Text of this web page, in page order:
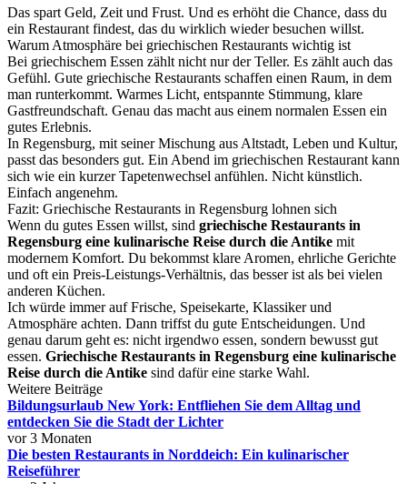
Das spart Geld, Zeit und Frust. Und es erhöht die Chance, dass du
ein Restaurant findest, das du wirklich wieder besuchen willst.
Warum Atmosphäre bei griechischen Restaurants wichtig ist
Bei griechischem Essen zählt nicht nur der Teller. Es zählt auch das
Gefühl. Gute griechische Restaurants schaffen einen Raum, in dem
man runterkommt. Warmes Licht, entspannte Stimmung, klare
Gastfreundschaft. Genau das macht aus einem normalen Essen ein
gutes Erlebnis.
In Regensburg, mit seiner Mischung aus Altstadt, Leben und Kultur,
passt das besonders gut. Ein Abend im griechischen Restaurant kann
sich wie ein kurzer Tapetenwechsel anfühlen. Nicht künstlich.
Einfach angenehm.
Fazit: Griechische Restaurants in Regensburg lohnen sich
Wenn du gutes Essen willst, sind griechische Restaurants in
Regensburg eine kulinarische Reise durch die Antike mit
modernem Komfort. Du bekommst klare Aromen, ehrliche Gerichte
und oft ein Preis-Leistungs-Verhältnis, das besser ist als bei vielen
anderen Küchen.
Ich würde immer auf Frische, Speisekarte, Klassiker und
Atmosphäre achten. Dann triffst du gute Entscheidungen. Und
genau darum geht es: nicht irgendwo essen, sondern bewusst gut
essen. Griechische Restaurants in Regensburg eine kulinarische
Reise durch die Antike sind dafür eine starke Wahl.
Weitere Beiträge
Bildungsurlaub New York: Entfliehen Sie dem Alltag und
entdecken Sie die Stadt der Lichter
vor 3 Monaten
Die besten Restaurants in Norddeich: Ein kulinarischer
Reiseführer